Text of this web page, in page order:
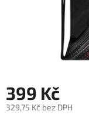
399 Kč
329,75 Kč bez DPH